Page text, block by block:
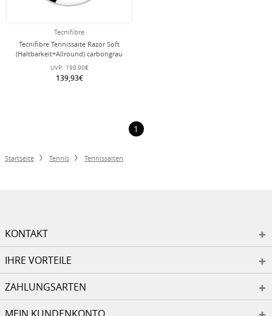
Tecnifibre
Tecnifibre Tennissaite Razor Soft
(Haltbarkeit+Allround) carbongrau
200m Rolle
UVP: 199,90€
139,93€
1
Startseite Tennis Tennissaiten
KONTAKT
IHRE VORTEILE
ZAHLUNGSARTEN